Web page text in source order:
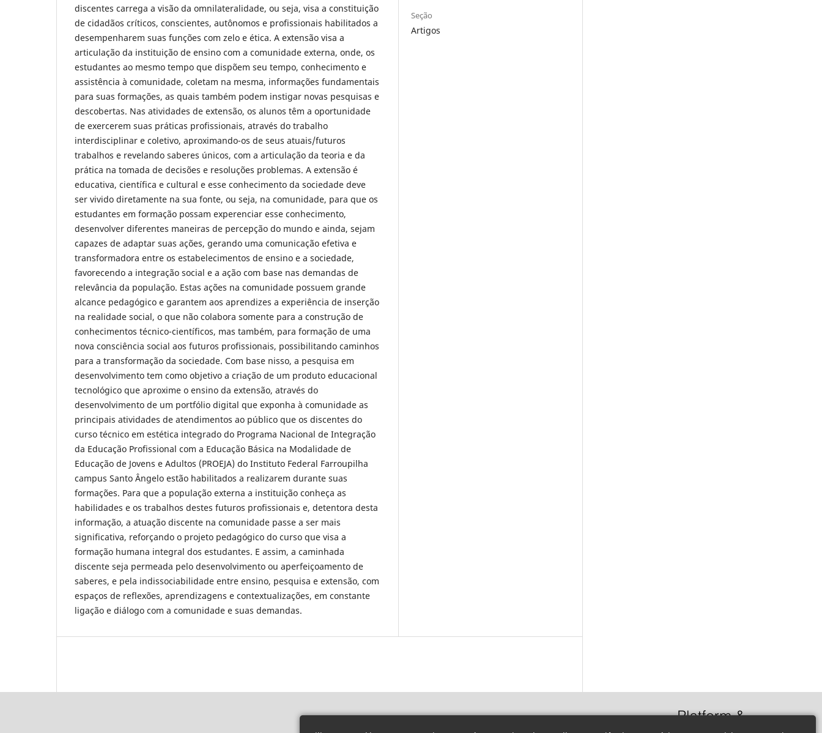
discentes carrega a visão da omnilateralidade, ou seja, visa a constituição
de cidadãos críticos, conscientes, autônomos e profissionais habilitados a
desempenharem suas funções com zelo e ética. A extensão visa a
articulação da instituição de ensino com a comunidade externa, onde, os
estudantes ao mesmo tempo que dispõem seu tempo, conhecimento e
assistência à comunidade, coletam na mesma, informações fundamentais
para suas formações, as quais também podem instigar novas pesquisas e
descobertas. Nas atividades de extensão, os alunos têm a oportunidade
de exercerem suas práticas profissionais, através do trabalho
interdisciplinar e coletivo, aproximando-os de seus atuais/futuros
trabalhos e revelando saberes únicos, com a articulação da teoria e da
prática na tomada de decisões e resoluções problemas. A extensão é
educativa, científica e cultural e esse conhecimento da sociedade deve
ser vivido diretamente na sua fonte, ou seja, na comunidade, para que os
estudantes em formação possam experenciar esse conhecimento,
desenvolver diferentes maneiras de percepção do mundo e ainda, sejam
capazes de adaptar suas ações, gerando uma comunicação efetiva e
transformadora entre os estabelecimentos de ensino e a sociedade,
favorecendo a integração social e a ação com base nas demandas de
relevância da população. Estas ações na comunidade possuem grande
alcance pedagógico e garantem aos aprendizes a experiência de inserção
na realidade social, o que não colabora somente para a construção de
conhecimentos técnico-científicos, mas também, para formação de uma
nova consciência social aos futuros profissionais, possibilitando caminhos
para a transformação da sociedade. Com base nisso, a pesquisa em
desenvolvimento tem como objetivo a criação de um produto educacional
tecnológico que aproxime o ensino da extensão, através do
desenvolvimento de um portfólio digital que exponha à comunidade as
principais atividades de atendimentos ao público que os discentes do
curso técnico em estética integrado do Programa Nacional de Integração
da Educação Profissional com a Educação Básica na Modalidade de
Educação de Jovens e Adultos (PROEJA) do Instituto Federal Farroupilha
campus Santo Ângelo estão habilitados a realizarem durante suas
formações. Para que a população externa a instituição conheça as
habilidades e os trabalhos destes futuros profissionais e, detentora desta
informação, a atuação discente na comunidade passe a ser mais
significativa, reforçando o projeto pedagógico do curso que visa a
formação humana integral dos estudantes. E assim, a caminhada
discente seja permeada pelo desenvolvimento ou aperfeiçoamento de
saberes, e pela indissociabilidade entre ensino, pesquisa e extensão, com
espaços de reflexões, aprendizagens e contextualizações, em constante
ligação e diálogo com a comunidade e suas demandas.
Seção
Artigos